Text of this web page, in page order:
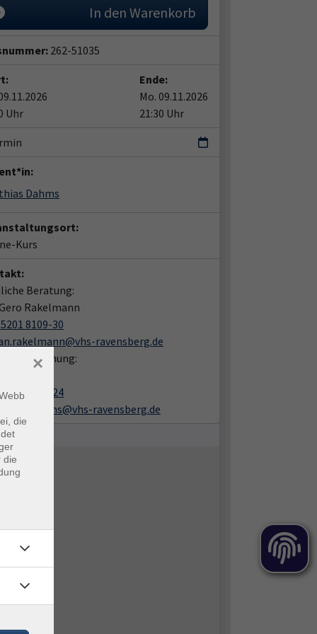
In den Warenkorb
262-51035
Uhr
Ende:
Mo. 09.11.2026
21:30 Uhr
Dahms
Kurs
Beratung:
Rakelmann
8109-30
ravensberg.de
zur Buchung:
8109-24
ravensberg.de
die
die
×